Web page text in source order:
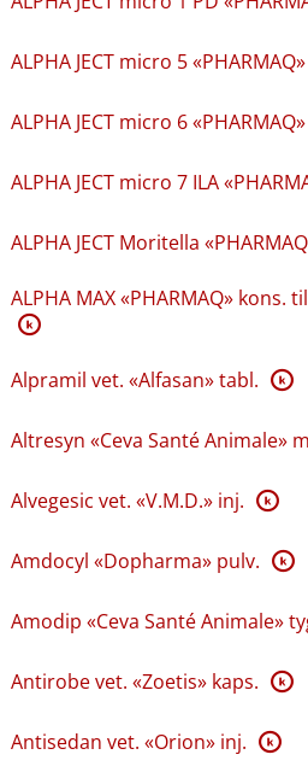
ALPHA JECT micro 5
ALPHA JECT micro 6
ALPHA JECT micro 7 ILA
ALPHA JECT Moritella
ALPHA MAX «PHARMAQ» kons.
K
Alpramil vet. «Alfasan» tabl. K
Altresyn «Ceva Santé Animale»
Alvegesic vet. «V.M.D.» inj. K
Amdocyl «Dopharma» pulv. K
Amodip «Ceva Santé Animale»
Antirobe vet. «Zoetis» kaps. K
Antisedan vet. «Orion» inj. K